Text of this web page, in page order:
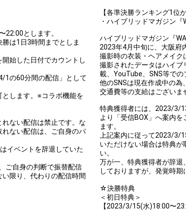
22:00とします。
は1日3時間までとしま
始した日付でカウントし
1の60分間の配信」として
とします。※コラボ機能を
ない配信は禁止です。な
ない配信は、ご自身のパ
イベントを辞退していた
ご自身の判断で振替配信
限り、代わりの配信時間
【各準決勝ランキング1位
・ハイブリッドマガジン『
ハイブリッドマガジン『
2023年4月中旬に、大阪府
撮影時の衣装・ヘアメイク
撮影されたデータはハイ
載、YouTube、SNS等で
他のSNSは現在作成中の為
交通費等の支給はございま
特典獲得者には、2023/3/
より「受信BOX」へ案内
ます。
上記案内に従って2023/3/
いただけない場合は特典
い。
万が一、特典獲得者が辞
しておりますが、発覚時期
☆決勝特典
＜初日特典＞
【2023/3/15(水)18:00〜